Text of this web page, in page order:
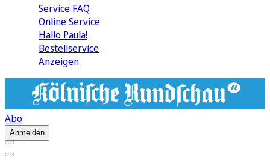
Service FAQ
Online Service
Hallo Paula!
Bestellservice
Anzeigen
Abo
Anmelden